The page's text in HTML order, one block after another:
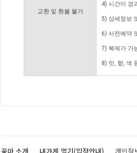
교환 및 환불 불가
4) 시간이 경
5) 상세정보
6) 사전예약
7) 복제가 가
8) 맛, 향, 색